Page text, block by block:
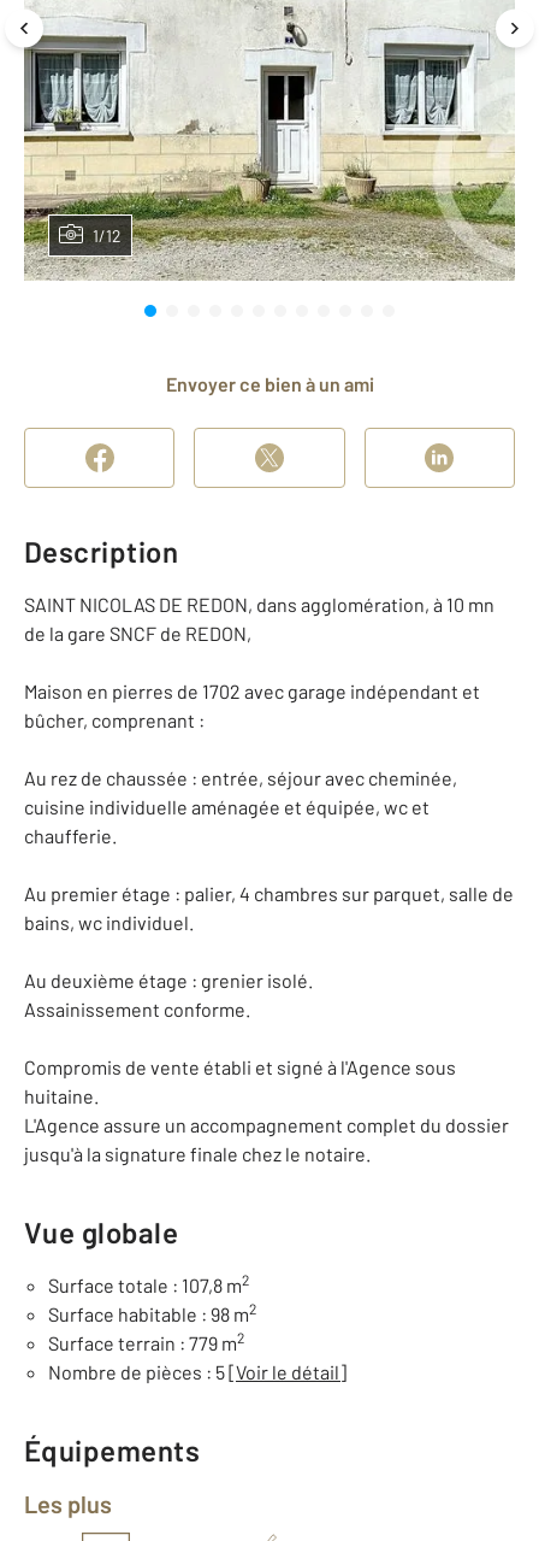
1/12
Envoyer ce bien à un ami
Description
SAINT NICOLAS DE REDON, dans agglomération, à 10 mn
de la gare SNCF de REDON,
Maison en pierres de 1702 avec garage indépendant et
bûcher, comprenant :
Au rez de chaussée : entrée, séjour avec cheminée,
cuisine individuelle aménagée et équipée, wc et
chaufferie.
Au premier étage : palier, 4 chambres sur parquet, salle de
bains, wc individuel.
Au deuxième étage : grenier isolé.
Assainissement conforme.
Compromis de vente établi et signé à l'Agence sous
huitaine.
L'Agence assure un accompagnement complet du dossier
jusqu'à la signature finale chez le notaire.
Vue globale
Surface totale : 107,8 m2
Surface habitable : 98 m2
Surface terrain : 779 m2
Nombre de pièces : 5[Voir le détail]
Équipements
Les plus